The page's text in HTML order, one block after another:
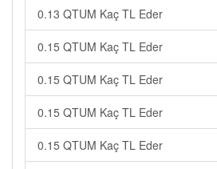
0.13 QTUM Kaç TL Eder
0.15 QTUM Kaç TL Eder
0.15 QTUM Kaç TL Eder
0.15 QTUM Kaç TL Eder
0.15 QTUM Kaç TL Eder